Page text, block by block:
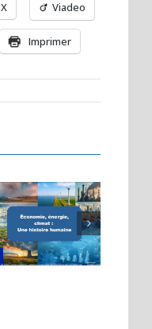
X Viadeo
Imprimer